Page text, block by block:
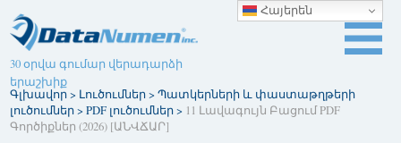
30 օրվա գումար վերադարձի
երաշխիք
Գլխավոր> Լուծումներ>Պատկերների և փաստաթղթերի
լուծումներ>PDF լուծումներ> 11 Լավագույն Բացում PDF
Գործիքներ (2026) [ԱՆՎՃԱՐ]
Հայերեն